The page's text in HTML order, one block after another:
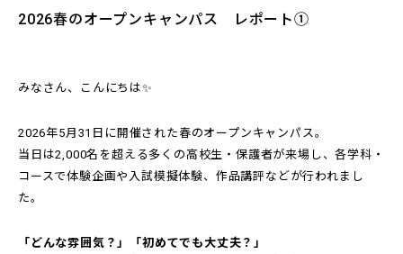
2026春のオープンキャンパス レポート①
みなさん、こんにちは✨
2026年5月31日に開催された春のオープンキャンパス。
当日は2,000名を超える多くの高校生・保護者が来場し、各学科・
コースで体験企画や入試模擬体験、作品講評などが行われまし
た。
「どんな雰囲気？」「初めてでも大丈夫？」